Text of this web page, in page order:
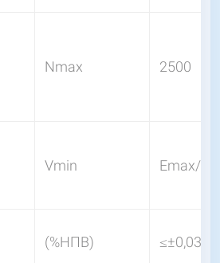
Nmax 2500
Vmin Emax/
(%НПВ) ≤±0,030